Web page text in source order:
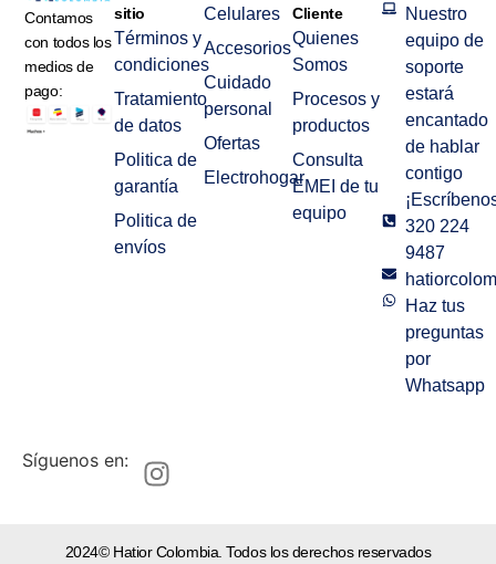
Contamos
con todos los
medios de
pago:
sitio
Términos y
condiciones
Tratamiento
de datos
Politica de
garantía
Politica de
envíos
Celulares
Accesorios
Cuidado
personal
Ofertas
Electrohogar
Cliente
Quienes
Somos
Procesos y
productos
Consulta
EMEI de tu
equipo
Nuestro
equipo de
soporte
estará
encantado
de hablar
contigo
320 224
9487
Haz tus
preguntas
por
Whatsapp
Síguenos en:
2024© Hatior Colombia. Todos los derechos reservados